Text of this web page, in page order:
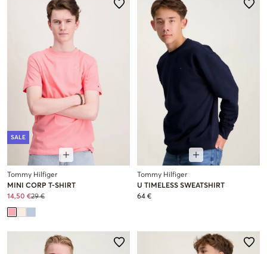
SALE
Tommy Hilfiger
MINI CORP T-SHIRT
14,50 €29 €
Tommy Hilfiger
U TIMELESS SWEATSHIRT
64 €